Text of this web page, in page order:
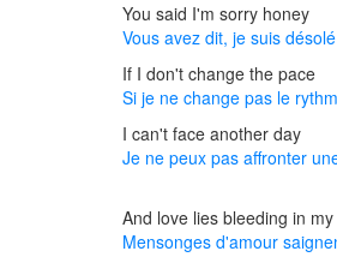
You said I'm sorry honey
Vous avez dit, je suis
If I don't change the pace
Si je ne change pas le
I can't face another day
Je ne peux pas affronter
And love lies bleeding in
Mensonges d'amour